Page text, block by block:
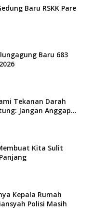
Baru RSKK Pare
Baru 683
Tekanan Darah
Jangan Anggap...
Kita Sulit
Kepala Rumah
Polisi Masih